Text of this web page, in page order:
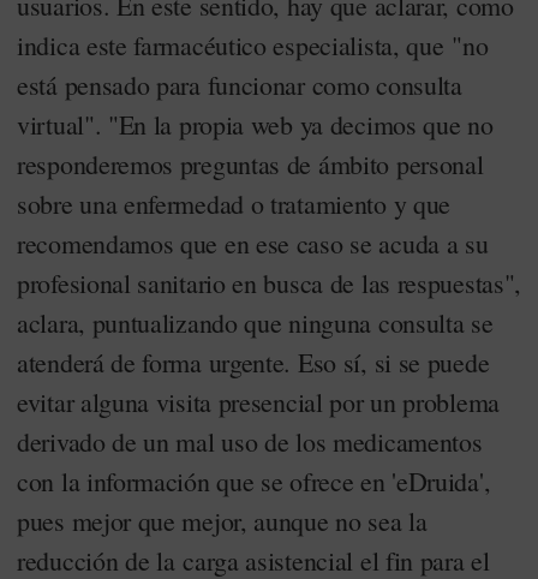
indica este farmacéutico especialista, que "no
está pensado para funcionar como consulta
virtual". "En la propia web ya decimos que no
responderemos preguntas de ámbito personal
sobre una enfermedad o tratamiento y que
recomendamos que en ese caso se acuda a su
profesional sanitario en busca de las respuestas",
aclara, puntualizando que ninguna consulta se
atenderá de forma urgente. Eso sí, si se puede
evitar alguna visita presencial por un problema
derivado de un mal uso de los medicamentos
con la información que se ofrece en 'eDruida',
pues mejor que mejor, aunque no sea la
reducción de la carga asistencial el fin para el